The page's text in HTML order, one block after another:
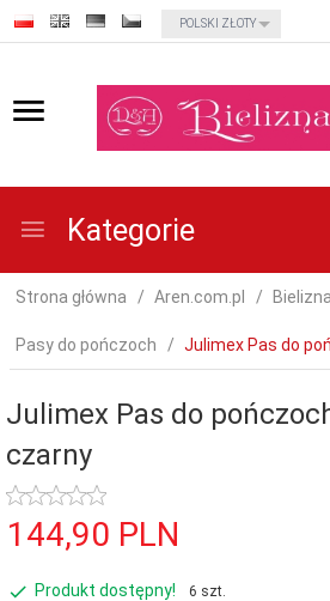
currency_h
POLSKI ZŁOTY
Kategorie
Strona główna Aren.com.pl
Pasy do pończoch Julimex Pas do
Julimex Pas do
czarny
144,90 PLN
Produkt dostępny! 6 szt.